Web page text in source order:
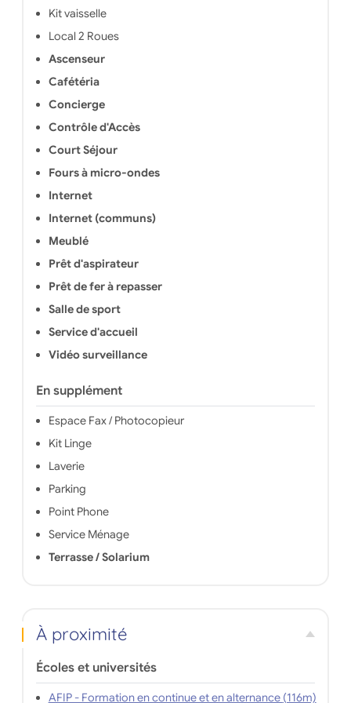
Kit vaisselle
Local 2 Roues
Ascenseur
Cafétéria
Concierge
Contrôle d'Accès
Court Séjour
Fours à micro-ondes
Internet
Internet (communs)
Meublé
Prêt d'aspirateur
Prêt de fer à repasser
Salle de sport
Service d'accueil
Vidéo surveillance
En supplément
Espace Fax / Photocopieur
Kit Linge
Laverie
Parking
Point Phone
Service Ménage
Terrasse / Solarium
À proximité
Écoles et universités
AFIP - Formation en continue et en alternance (116m)